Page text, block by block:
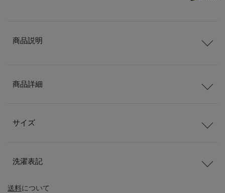
送料について
商品説明
商品詳細
サイズ
洗濯表記